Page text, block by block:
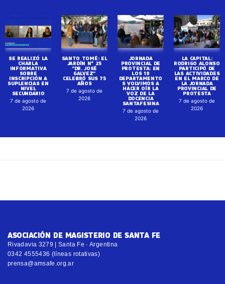
SE REALIZÓ LA
CHARLA
INFORMATIVA
SOBRE
INSCRIPCIÓN A
SUPLENCIAS EN
NIVEL
SECUNDARIO
7 de agosto de
2026
SANTO TOMÉ: EL
JARDÍN N° 25
“DR. JOSÉ
GALVEZ”
CELEBRÓ SUS 75
AÑOS
7 de agosto de
2026
JORNADA
PROVINCIAL DE
PROTESTA: EN
LOS 19
DEPARTAMENTO
S VOLVIMOS A
HACER OÍR LA
VOZ DE LA
DOCENCIA
SANTAFESINA
7 de agosto de
2026
LA CAPITAL:
RODRIGO ALONSO
PARTICIPÓ DE
LAS ACTIVIDADES
EN EL MARCO DE
LA JORNADA
PROVINCIAL DE
PROTESTA
7 de agosto de
2026
ASOCIACIÓN DE MAGISTERIO DE SANTA FE
Rivadavia 3279 | Santa Fe · Argentina
0342 4555436 (líneas rotativas)
prensa@amsafe.org.ar